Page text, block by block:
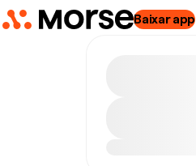
Baixar app